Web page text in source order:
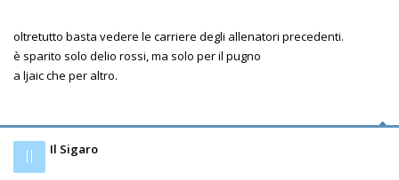
oltretutto basta vedere le carriere degli allenatori precedenti.
è sparito solo delio rossi, ma solo per il pugno
a ljaic che per altro.
Il Il Sigaro